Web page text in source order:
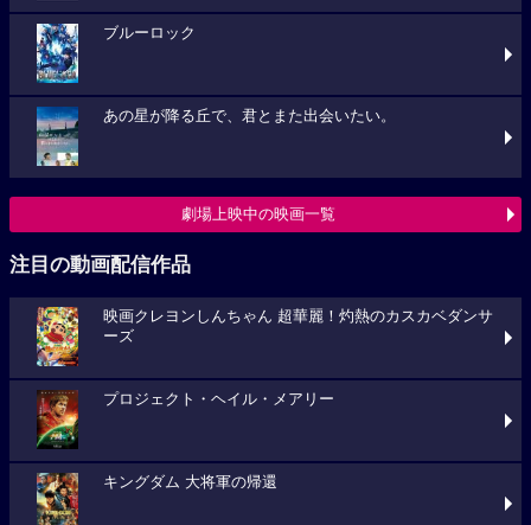
ブルーロック
あの星が降る丘で、君とまた出会いたい。
劇場上映中の映画一覧
注目の動画配信作品
映画クレヨンしんちゃん 超華麗！灼熱のカスカベダンサ
ーズ
プロジェクト・ヘイル・メアリー
キングダム 大将軍の帰還